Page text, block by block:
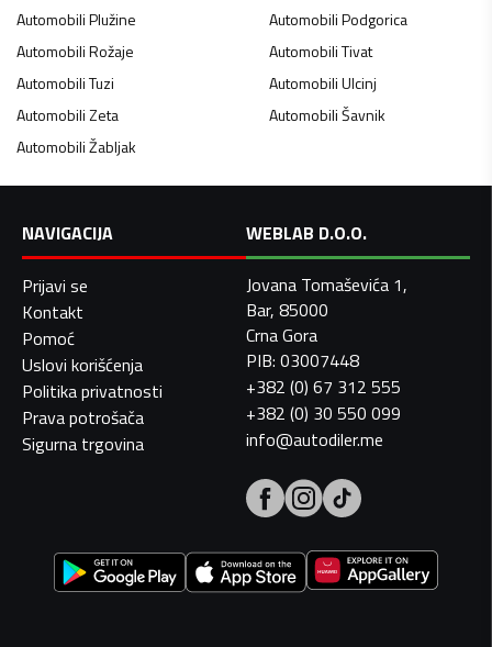
AutomobiliPlužine AutomobiliPodgorica
AutomobiliRožaje AutomobiliTivat
AutomobiliTuzi AutomobiliUlcinj
AutomobiliZeta AutomobiliŠavnik
AutomobiliŽabljak
NAVIGACIJA
Prijavi se
Kontakt
Pomoć
Uslovi korišćenja
Politika privatnosti
Prava potrošača
Sigurna trgovina
WEBLAB D.O.O.
Jovana Tomaševića 1,
Bar, 85000
Crna Gora
PIB: 03007448
+382 (0) 67 312 555
+382 (0) 30 550 099
info@autodiler.me